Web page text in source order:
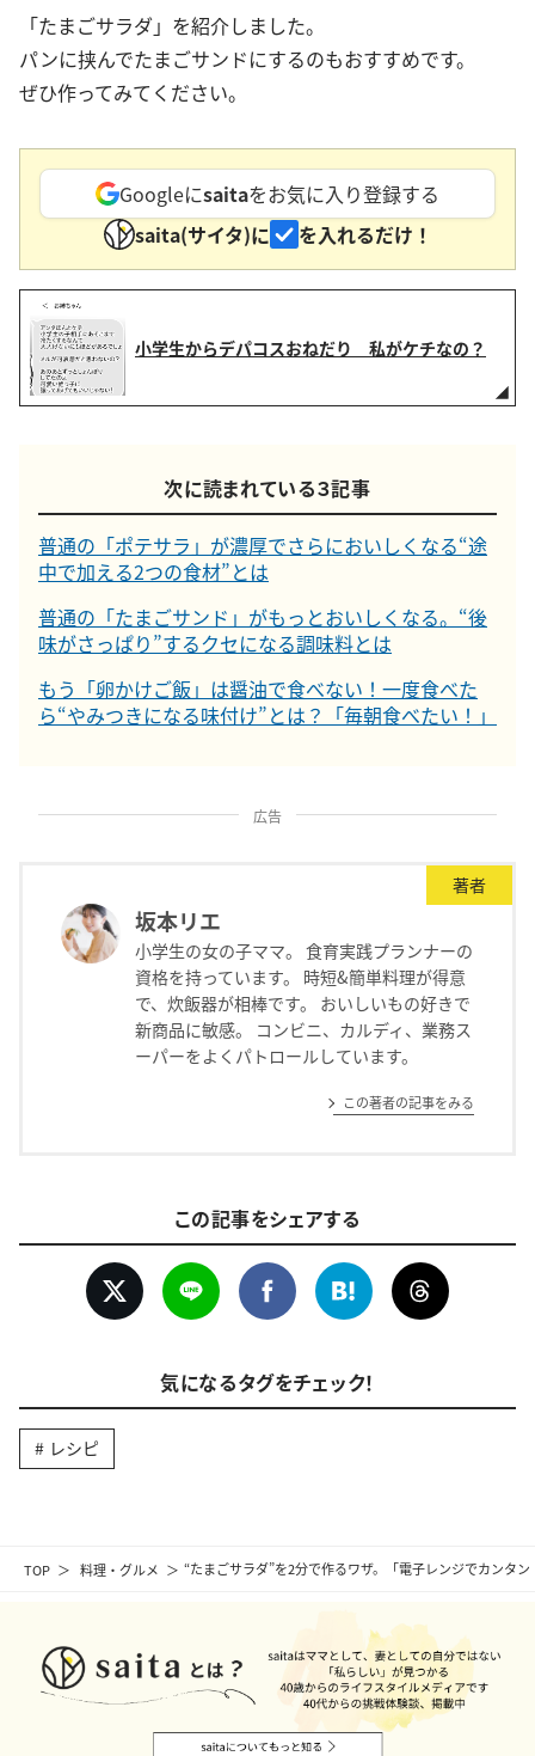
TOP 料理・グルメ “たまごサラダ”を2分で作るワザ。「電子レンジでカンタ
「たまごサラダ」を紹介しました。
パンに挟んでたまごサンドにするのもおすすめです。
ぜひ作ってみてください。
Googleにsaitaをお気に入り登録する
saita(サイタ)に
を入れるだけ！
小学生からデパコスおねだり 私がケチなの？
次に読まれている３記事
普通の「ポテサラ」が濃厚でさらにおいしくなる“途
中で加える2つの食材”とは
普通の「たまごサンド」がもっとおいしくなる。“後
味がさっぱり”するクセになる調味料とは
もう「卵かけご飯」は醤油で食べない！一度食べた
ら“やみつきになる味付け”とは？「毎朝食べたい！」
広告
著者
坂本リエ
小学生の女の子ママ。 食育実践プランナーの
資格を持っています。 時短&簡単料理が得意
で、炊飯器が相棒です。 おいしいもの好きで
新商品に敏感。 コンビニ、カルディ、業務ス
ーパーをよくパトロールしています。
この著者の記事をみる
この記事をシェアする
気になるタグをチェック！
レシピ